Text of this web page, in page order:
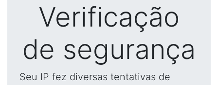
Verificação
de segurança
Seu IP fez diversas tentativas de